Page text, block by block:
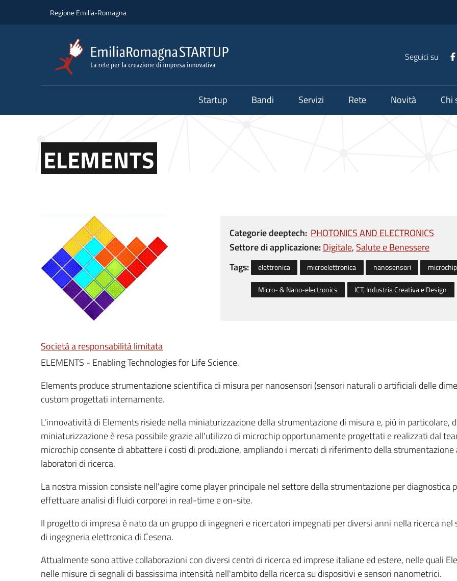
Regione Emilia-Romagna
Seguici su
Startup Bandi Servizi Rete Novità Chi
ELEMENTS
Categorie deeptech PHOTONICS AND ELECTRONICS
Settore di applicazione:Digitale Salute e Benessere
Tags:
elettronica microelettronica nanosensori microchip
Micro- & Nano-electronics
ICT, Industria Creativa e Design
Società a responsabilità limitata
ELEMENTS - Enabling Technologies for Life Science.
Elements produce strumentazione scientifica di misura per nanosensori (sensori naturali o artificiali delle
custom progettati internamente.
L'innovatività di Elements risiede nella miniaturizzazione della strumentazione di misura e, più in particolare,
miniaturizzazione è resa possibile grazie all'utilizzo di microchip opportunamente progettati e realizzati dal
microchip consente di abbattere i costi di produzione, ampliando i mercati di riferimento della
laboratori di ricerca.
La nostra mission consiste nell'agire come player principale nel settore della strumentazione per
effettuare analisi di fluidi corporei in real-time e on-site.
Il progetto di impresa è nato da un gruppo di ingegneri e ricercatori impegnati per diversi anni nella ricerca
di ingegneria elettronica di Cesena.
Attualmente sono attive collaborazioni con diversi centri di ricerca ed imprese italiane ed estere, nelle quali
nelle misure di segnali di bassissima intensità nell'ambito della ricerca su dispositivi e sensori nanometrici.